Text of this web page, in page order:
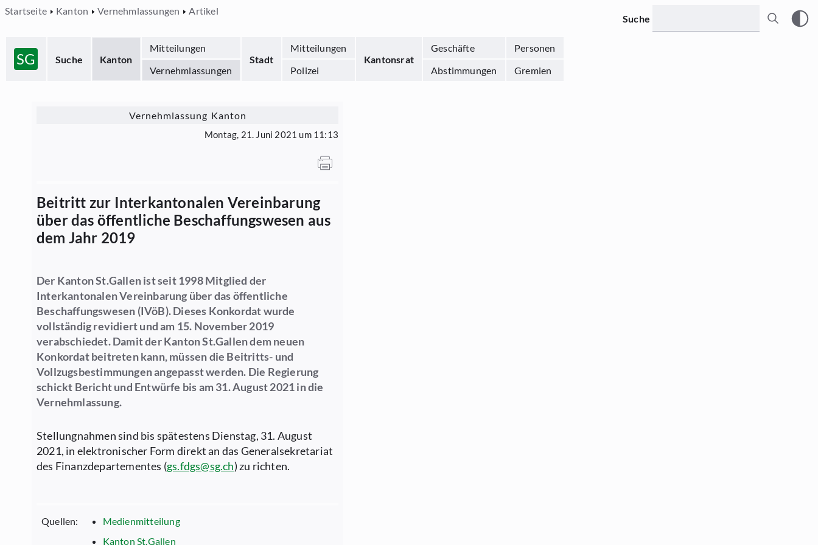
Startseite Kanton Vernehmlassungen Artikel
SG Suche Kanton
Mitteilungen
Stadt
Mitteilungen
Kantonsrat
Geschäfte
Personen
Vernehmlassungen
Polizei Abstimmungen Gremien
Suche
Vernehmlassung Kanton
Montag, 21. Juni 2021 um 11:13
Beitritt zur Interkantonalen Vereinbarung
über das öffentliche Beschaffungswesen aus
dem Jahr 2019
Der Kanton St.Gallen ist seit 1998 Mitglied der
Interkantonalen Vereinbarung über das öffentliche
Beschaffungswesen (IVöB). Dieses Konkordat wurde
vollständig revidiert und am 15. November 2019
verabschiedet. Damit der Kanton St.Gallen dem neuen
Konkordat beitreten kann, müssen die Beitritts- und
Vollzugsbestimmungen angepasst werden. Die Regierung
schickt Bericht und Entwürfe bis am 31. August 2021 in die
Vernehmlassung.
Stellungnahmen sind bis spätestens Dienstag, 31. August
2021, in elektronischer Form direkt an das Generalsekretariat
des Finanzdepartementes (gs.fdgs@sg.ch) zu richten.
Quellen:
Medienmitteilung
Kanton St.Gallen